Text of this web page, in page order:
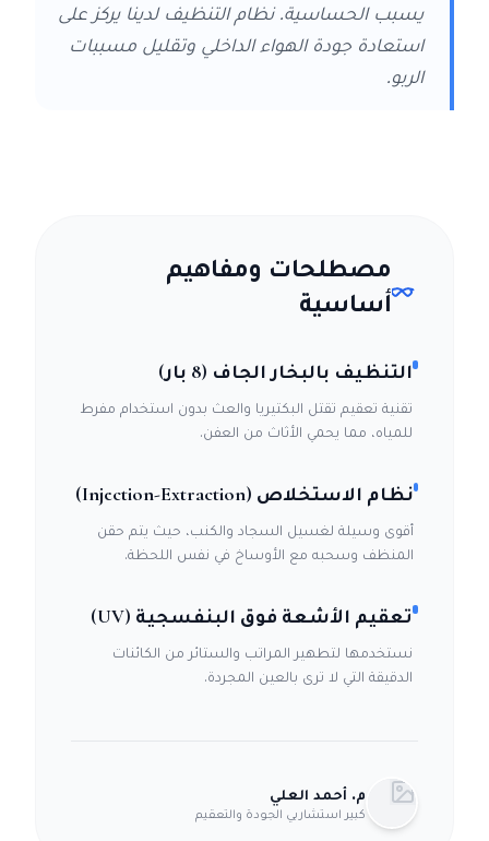
يسبب الحساسية. نظام التنظيف لدينا يركز على
استعادة جودة الهواء الداخلي وتقليل مسببات
الربو.
مصطلحات ومفاهيم
أساسية
التنظيف بالبخار الجاف (8 بار)
تقنية تعقيم تقتل البكتيريا والعث بدون استخدام مفرط
للمياه، مما يحمي الأثاث من العفن.
نظام الاستخلاص (Injection-Extraction)
أقوى وسيلة لغسيل السجاد والكنب، حيث يتم حقن
المنظف وسحبه مع الأوساخ في نفس اللحظة.
تعقيم الأشعة فوق البنفسجية (UV)
نستخدمها لتطهير المراتب والستائر من الكائنات
الدقيقة التي لا ترى بالعين المجردة.
م. أحمد العلي
كبير استشاريي الجودة والتعقيم